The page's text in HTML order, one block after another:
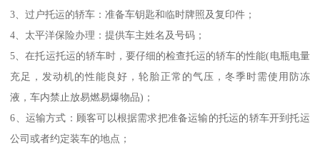
3、过户托运的轿车：准备车钥匙和临时牌照及复印件；
4、太平洋保险办理：提供车主姓名及号码；
5、在托运托运的轿车时，要仔细的检查托运的轿车的性能(电瓶电量
充足，发动机的性能良好，轮胎正常的气压，冬季时需使用防冻
液，车内禁止放易燃易爆物品)；
6、运输方式：顾客可以根据需求把准备运输的托运的轿车开到托运
公司或者约定装车的地点；